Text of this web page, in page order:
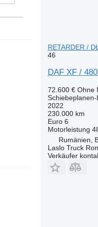
RETARDER /
46
DAF XF /
72.600 € Ohne
Schiebeplanen-
2022
230.000 km
Euro 6
Motorleistung
Rumänien,
Laslo Truck
Verkäufer